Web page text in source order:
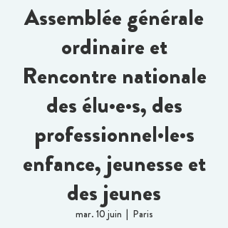
Assemblée générale
ordinaire et
Rencontre nationale
des élu·e·s, des
professionnel·le·s
enfance, jeunesse et
des jeunes
mar. 10 juin
  |
Paris